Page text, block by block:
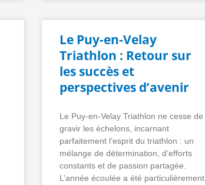
Le Puy-en-Velay
Triathlon : Retour sur
les succès et
perspectives d’avenir
Le Puy-en-Velay Triathlon ne cesse de
gravir les échelons, incarnant
parfaitement l’esprit du triathlon : un
mélange de détermination, d’efforts
constants et de passion partagée.
L’année écoulée a été particulièrement